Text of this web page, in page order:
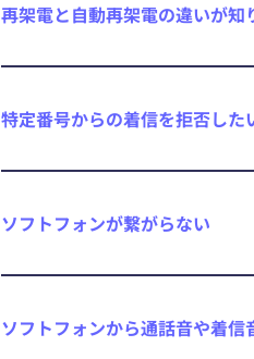
再架電と自動再架電の違いが知
特定番号からの着信を拒否した
ソフトフォンが繋がらない
ソフトフォンから通話音や着信